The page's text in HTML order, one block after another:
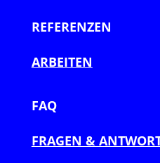
REFERENZEN
ARBEITEN
FAQ
FRAGEN &